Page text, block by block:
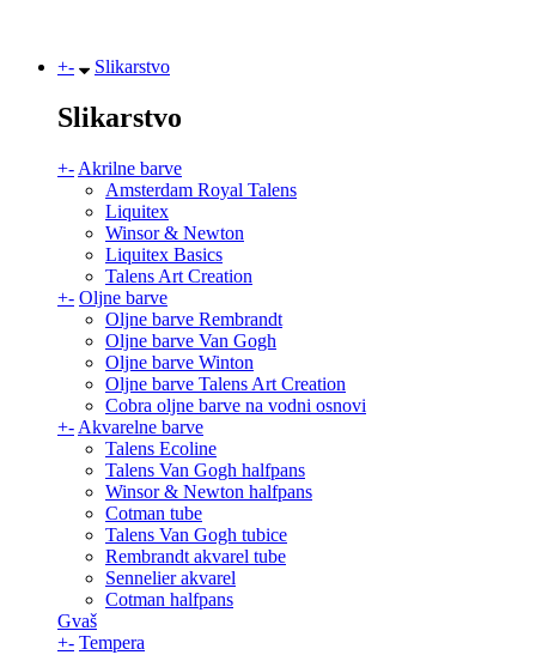
+- Slikarstvo
Slikarstvo
+- Akrilne barve
Amsterdam Royal Talens
Liquitex
Winsor & Newton
Liquitex Basics
Talens Art Creation
+- Oljne barve
Oljne barve Rembrandt
Oljne barve Van Gogh
Oljne barve Winton
Oljne barve Talens Art Creation
Cobra oljne barve na vodni osnovi
+- Akvarelne barve
Talens Ecoline
Talens Van Gogh halfpans
Winsor & Newton halfpans
Cotman tube
Talens Van Gogh tubice
Rembrandt akvarel tube
Sennelier akvarel
Cotman halfpans
Gvaš
+- Tempera